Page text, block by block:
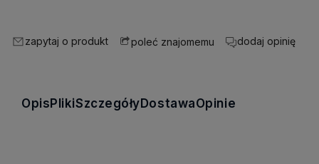
zapytaj o produkt poleć znajomemu dodaj opinię
Opis PlikiSzczegóły DostawaOpinie